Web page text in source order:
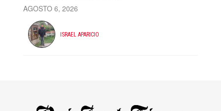
AGOSTO 6, 2026
ISRAEL APARICIO